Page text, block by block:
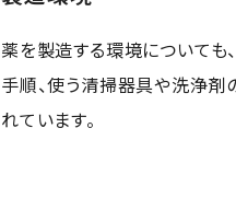
薬を製造する環境についても
手順、使う清掃器具や洗浄剤
れています。